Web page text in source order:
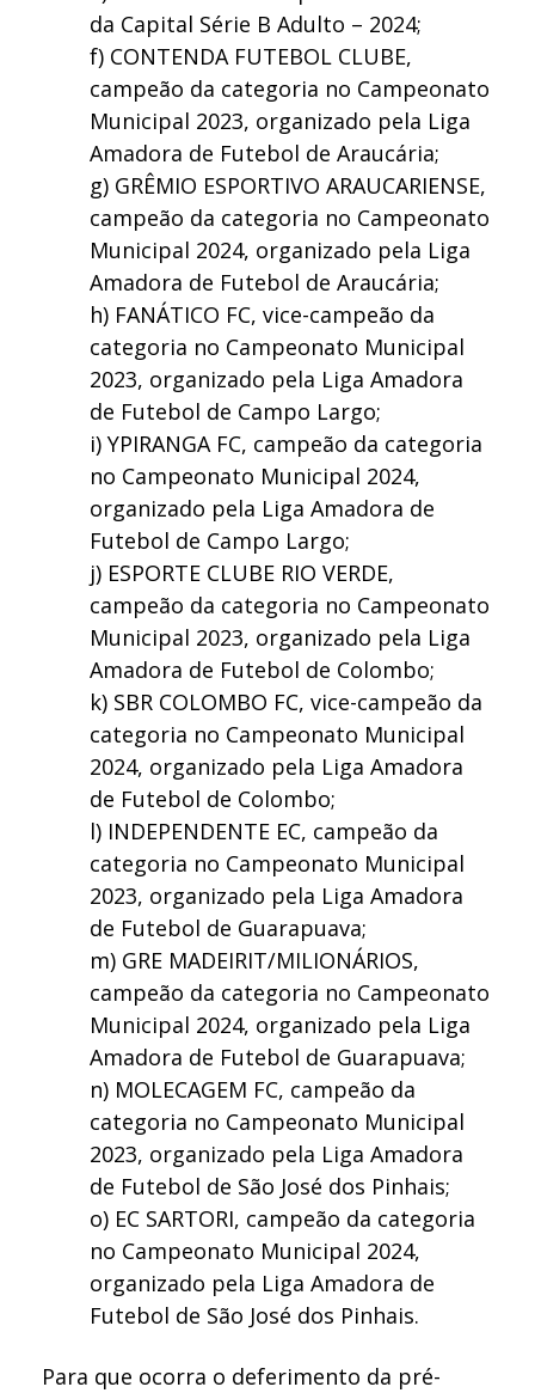
da Capital Série B Adulto – 2024;
f) CONTENDA FUTEBOL CLUBE,
campeão da categoria no Campeonato
Municipal 2023, organizado pela Liga
Amadora de Futebol de Araucária;
g) GRÊMIO ESPORTIVO ARAUCARIENSE,
campeão da categoria no Campeonato
Municipal 2024, organizado pela Liga
Amadora de Futebol de Araucária;
h) FANÁTICO FC, vice-campeão da
categoria no Campeonato Municipal
2023, organizado pela Liga Amadora
de Futebol de Campo Largo;
i) YPIRANGA FC, campeão da categoria
no Campeonato Municipal 2024,
organizado pela Liga Amadora de
Futebol de Campo Largo;
j) ESPORTE CLUBE RIO VERDE,
campeão da categoria no Campeonato
Municipal 2023, organizado pela Liga
Amadora de Futebol de Colombo;
k) SBR COLOMBO FC, vice-campeão da
categoria no Campeonato Municipal
2024, organizado pela Liga Amadora
de Futebol de Colombo;
l) INDEPENDENTE EC, campeão da
categoria no Campeonato Municipal
2023, organizado pela Liga Amadora
de Futebol de Guarapuava;
m) GRE MADEIRIT/MILIONÁRIOS,
campeão da categoria no Campeonato
Municipal 2024, organizado pela Liga
Amadora de Futebol de Guarapuava;
n) MOLECAGEM FC, campeão da
categoria no Campeonato Municipal
2023, organizado pela Liga Amadora
de Futebol de São José dos Pinhais;
o) EC SARTORI, campeão da categoria
no Campeonato Municipal 2024,
organizado pela Liga Amadora de
Futebol de São José dos Pinhais.
Para que ocorra o deferimento da pré-